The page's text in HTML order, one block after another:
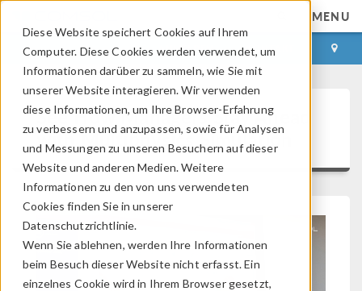
Diese Website speichert Cookies auf Ihrem
Computer. Diese Cookies werden verwendet, um
Informationen darüber zu sammeln, wie Sie mit
unserer Website interagieren. Wir verwenden
diese Informationen, um Ihre Browser-Erfahrung
zu verbessern und anzupassen, sowie für Analysen
und Messungen zu unseren Besuchern auf dieser
Website und anderen Medien. Weitere
Informationen zu den von uns verwendeten
Cookies finden Sie in unserer
Datenschutzrichtlinie.
Wenn Sie ablehnen, werden Ihre Informationen
beim Besuch dieser Website nicht erfasst. Ein
einzelnes Cookie wird in Ihrem Browser gesetzt,
MENU
ANMELDEN KONTAKT
See How Managers Stay Ahead
with Multiphysics Simulation